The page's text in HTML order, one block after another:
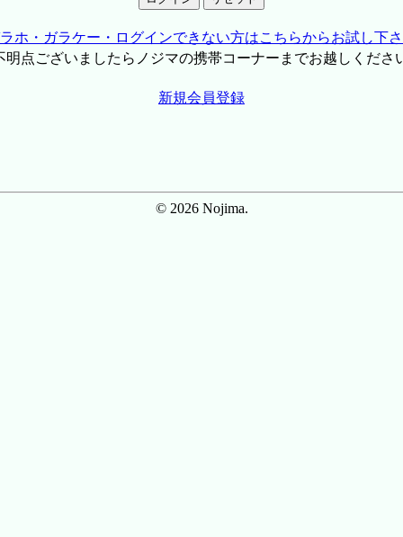
ホ・ガラケー・ログインできない方はこちらからお試し下
点ございましたらノジマの携帯コーナーまでお越しくださ
新規会員登録
© 2026 Nojima.